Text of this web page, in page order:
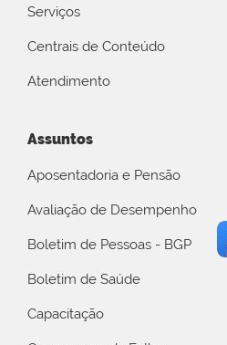
Serviços
Centrais de Conteúdo
Atendimento
Assuntos
Aposentadoria e Pensão
Avaliação de Desempenho
Boletim de Pessoas - BGP
Boletim de Saúde
Capacitação